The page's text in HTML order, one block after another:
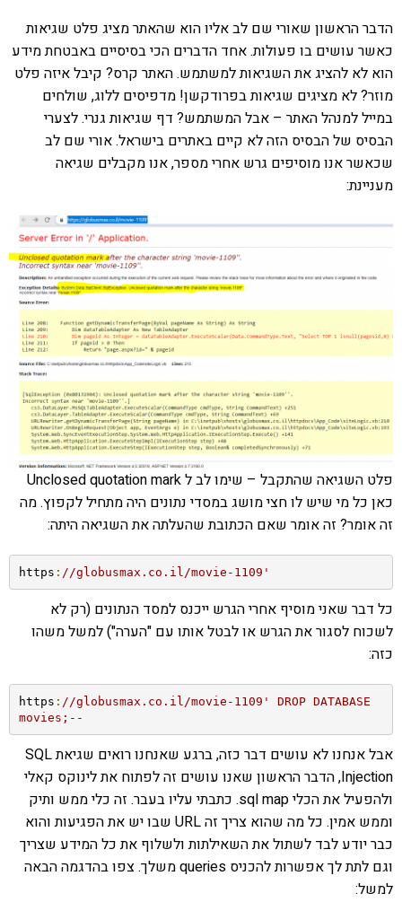
הדבר הראשון שאורי שם לב אליו הוא שהאתר מציג פלט שגיאות
כאשר עושים בו פעולות. אחד הדברים הכי בסיסיים באבטחת מידע
הוא לא להציג את השגיאות למשתמש. האתר קרס? קיבל איזה פלט
מוזר? לא מציגים שגיאות בפרודקשן! מדפיסים ללוג, שולחים
במייל למנהל האתר – אבל המשתמש? דף שגיאות גנרי. לצערי
הבסיס של הבסיס הזה לא קיים באתרים בישראל. אורי שם לב
שכאשר אנו מוסיפים גרש אחרי מספר, אנו מקבלים שגיאה
מעניינת:
פלט השגיאה שהתקבל – שימו לב ל Unclosed quotation mark
כאן כל מי שיש לו חצי מושג במסדי נתונים היה מתחיל לקפוץ. מה
זה אומר? זה אומר שאם הכתובת שהעלתה את השגיאה היתה:
https : //globusmax.co.il/movie-1109'
כל דבר שאני מוסיף אחרי הגרש ייכנס למסד הנתונים (רק לא
לשכוח לסגור את הגרש או לבטל אותו עם "הערה") למשל משהו
כזה:
https : //globusmax.co.il/movie-1109' DROP DATABASE
movies;--
אבל אנחנו לא עושים דבר כזה, ברגע שאנחנו רואים שגיאת SQL
Injection, הדבר הראשון שאנו עושים זה לפתוח את לינוקס קאלי
ולהפעיל את הכלי sql map. כתבתי עליו בעבר. זה כלי ממש ותיק
וממש אמין. כל מה שהוא צריך זה URL שבו יש את הפגיעות והוא
כבר יודע לבד לשתול את השאילתות ולשלוף את כל המידע שצריך
וגם לתת לך אפשרות להכניס queries משלך. צפו בהדגמה הבאה
למשל: